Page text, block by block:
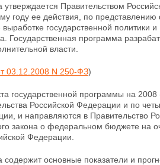
утверждается Правительством
году ее действия, по представлению
государственной политики
Государственная программа
власти.
03.12.2008 N 250-ФЗ)
государственной программы на
Российской Федерации и по
и направляются в Правительство
закона о федеральном бюджете на
Федерации.
основные показатели и